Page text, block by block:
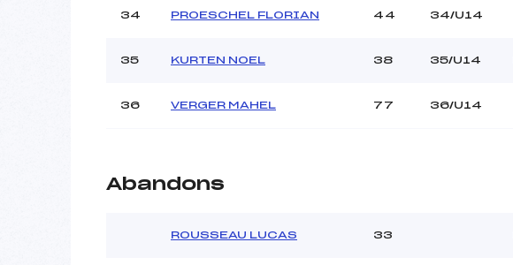
34 PROESCHEL FLORIAN 44 34/U14
35 KURTEN NOEL 38 35/U14
36 VERGER MAHEL 77 36/U14
Abandons
ROUSSEAU LUCAS 33